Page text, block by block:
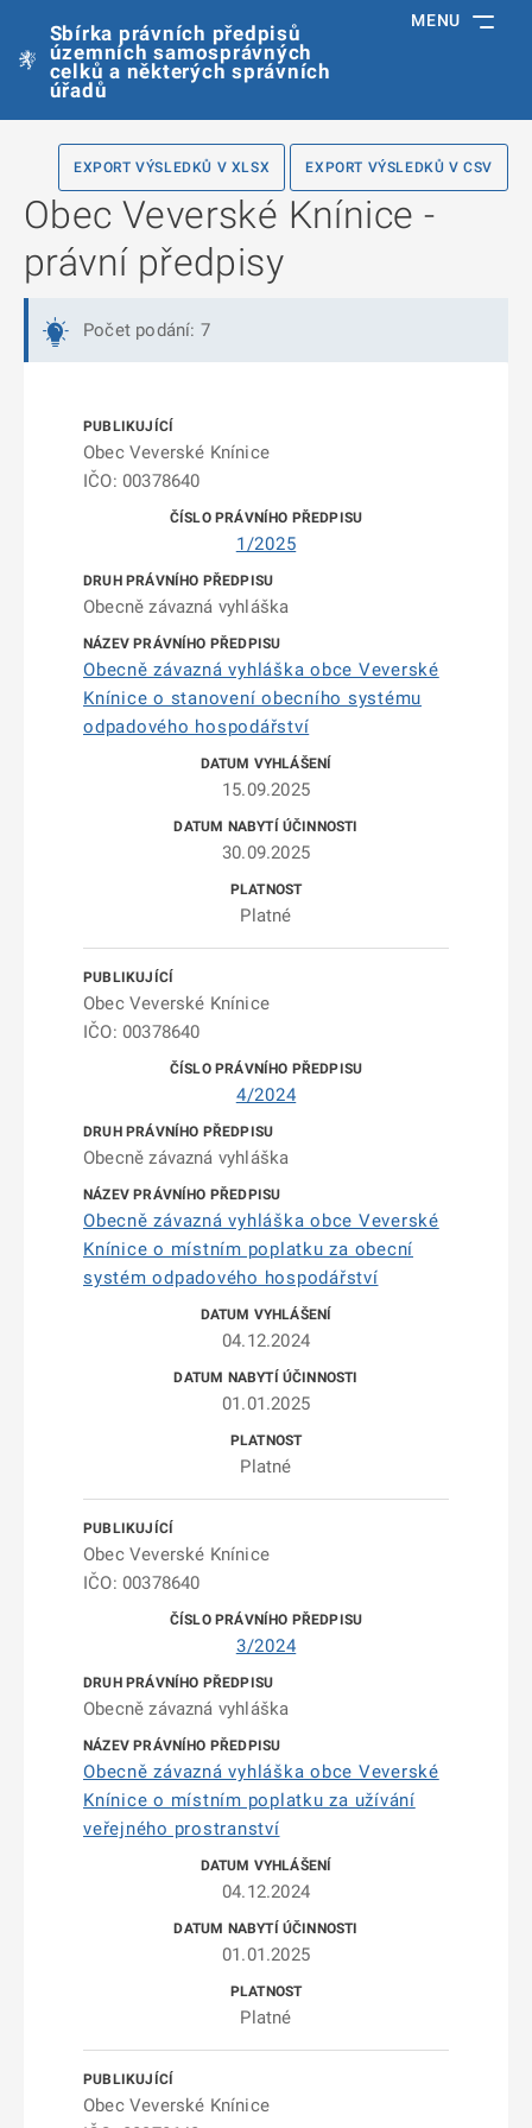
Sbírka právních předpisů
územních samosprávných
celků a některých správních
úřadů
MENU
EXPORT VÝSLEDKŮ V XLSX EXPORT VÝSLEDKŮ V CSV
Obec Veverské Knínice -
právní předpisy
Počet podání: 7
Obec Veverské Knínice
IČO: 00378640
1/2025
Obecně závazná vyhláška
Obecně závazná vyhláška obce Veverské
Knínice o stanovení obecního systému
odpadového hospodářství
15.09.2025
30.09.2025
Platné
Obec Veverské Knínice
IČO: 00378640
4/2024
Obecně závazná vyhláška
Obecně závazná vyhláška obce Veverské
Knínice o místním poplatku za obecní
systém odpadového hospodářství
04.12.2024
01.01.2025
Platné
Obec Veverské Knínice
IČO: 00378640
3/2024
Obecně závazná vyhláška
Obecně závazná vyhláška obce Veverské
Knínice o místním poplatku za užívání
veřejného prostranství
04.12.2024
01.01.2025
Platné
Obec Veverské Knínice